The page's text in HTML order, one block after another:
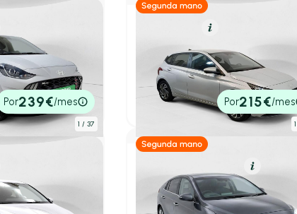
1 / 37
Por239€/mes
1
Hyundai i20
1.2 MPI Klass
202475.429 km84cvManual
13.690€ Por215€/mes
Hyundai IONIQ
1.6 GDI HEV Tecno DCT